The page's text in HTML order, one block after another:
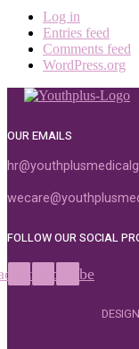
Log in
Entries feed
Comments feed
WordPress.org
OUR EMAILS
FOLLOW OUR SOCIAL
InstagramYoutube